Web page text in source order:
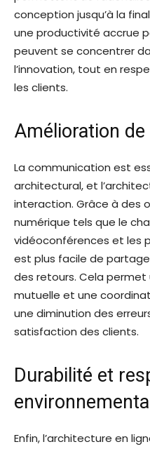
conception jusqu’à la
une productivité accrue
peuvent se concentrer
l’innovation, tout en
les clients.
Amélioration
La communication est
architectural, et
interaction. Grâce à des
numérique tels que le
vidéoconférences et les
est plus facile de
des retours. Cela
mutuelle et une
une diminution des
satisfaction des clients.
Durabilité et
Enfin, l’architecture en